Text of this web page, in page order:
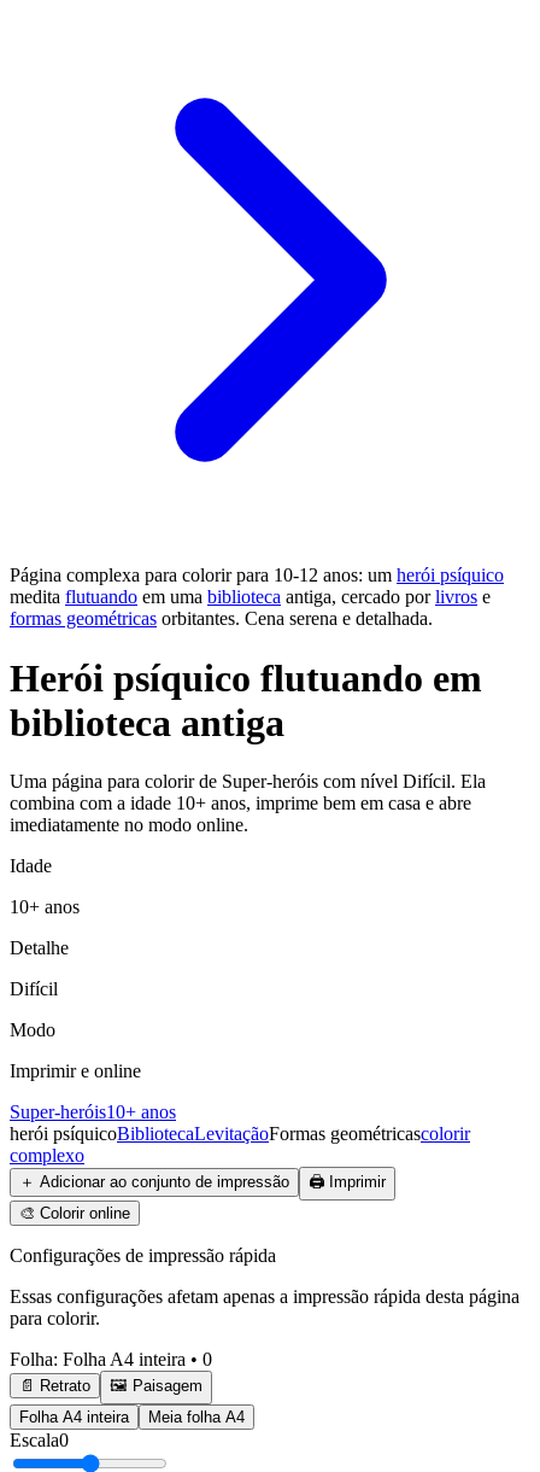
Página complexa para colorir para 10-12 anos: um herói psíquico
medita flutuando em uma biblioteca antiga, cercado porlivros e
formas geométricas orbitantes. Cena serena e detalhada.
Herói psíquico flutuando em
biblioteca antiga
Uma página para colorir de Super-heróis com nível Difícil. Ela
combina com a idade 10+ anos, imprime bem em casa e abre
imediatamente no modo online.
Idade
10+ anos
Detalhe
Difícil
Modo
Imprimir e online
Super-heróis10+ anos
herói psíquicoBibliotecaLevitaçãoFormas geométricascolorir
complexo
＋ Adicionar ao conjunto de impressão 🖨️ Imprimir
🎨 Colorir online
Configurações de impressão rápida
Essas configurações afetam apenas a impressão rápida desta página
para colorir.
Folha: Folha A4 inteira • 0
📄 Retrato
🖼️ Paisagem
Folha A4 inteira
Meia folha A4
Escala0